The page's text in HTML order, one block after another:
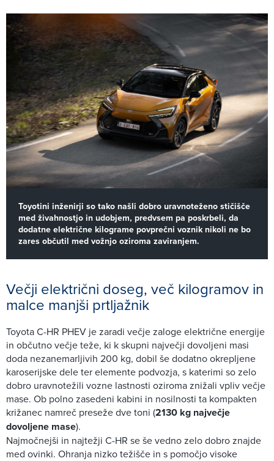
Toyotini inženirji so tako našli dobro uravnoteženo stičišče
med živahnostjo in udobjem, predvsem pa poskrbeli, da
dodatne električne kilograme povprečni voznik nikoli ne bo
zares občutil med vožnjo oziroma zaviranjem.
Večji električni doseg, več kilogramov in
malce manjši prtljažnik
Toyota C-HR PHEV je zaradi večje zaloge električne energije
in občutno večje teže, ki k skupni največji dovoljeni masi
doda nezanemarljivih 200 kg, dobil še dodatno okrepljene
karoserijske dele ter elemente podvozja, s katerimi so zelo
dobro uravnotežili vozne lastnosti oziroma znižali vpliv večje
mase. Ob polno zasedeni kabini in nosilnosti ta kompakten
križanec namreč preseže dve toni (2130 kg največje
dovoljene mase).
Najmočnejši in najtežji C-HR se še vedno zelo dobro znajde
med ovinki. Ohranja nizko težišče in s pomočjo visoke